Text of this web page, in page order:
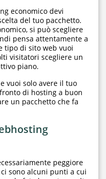
economico devi
del tuo pacchetto.
si può scegliere
pensa attentamente a
tipo di sito web vuoi
visitatori scegliere un
piano.
vuoi solo avere il tuo
di hosting a buon
un pacchetto che fa
peggiore
sono alcuni punti a cui